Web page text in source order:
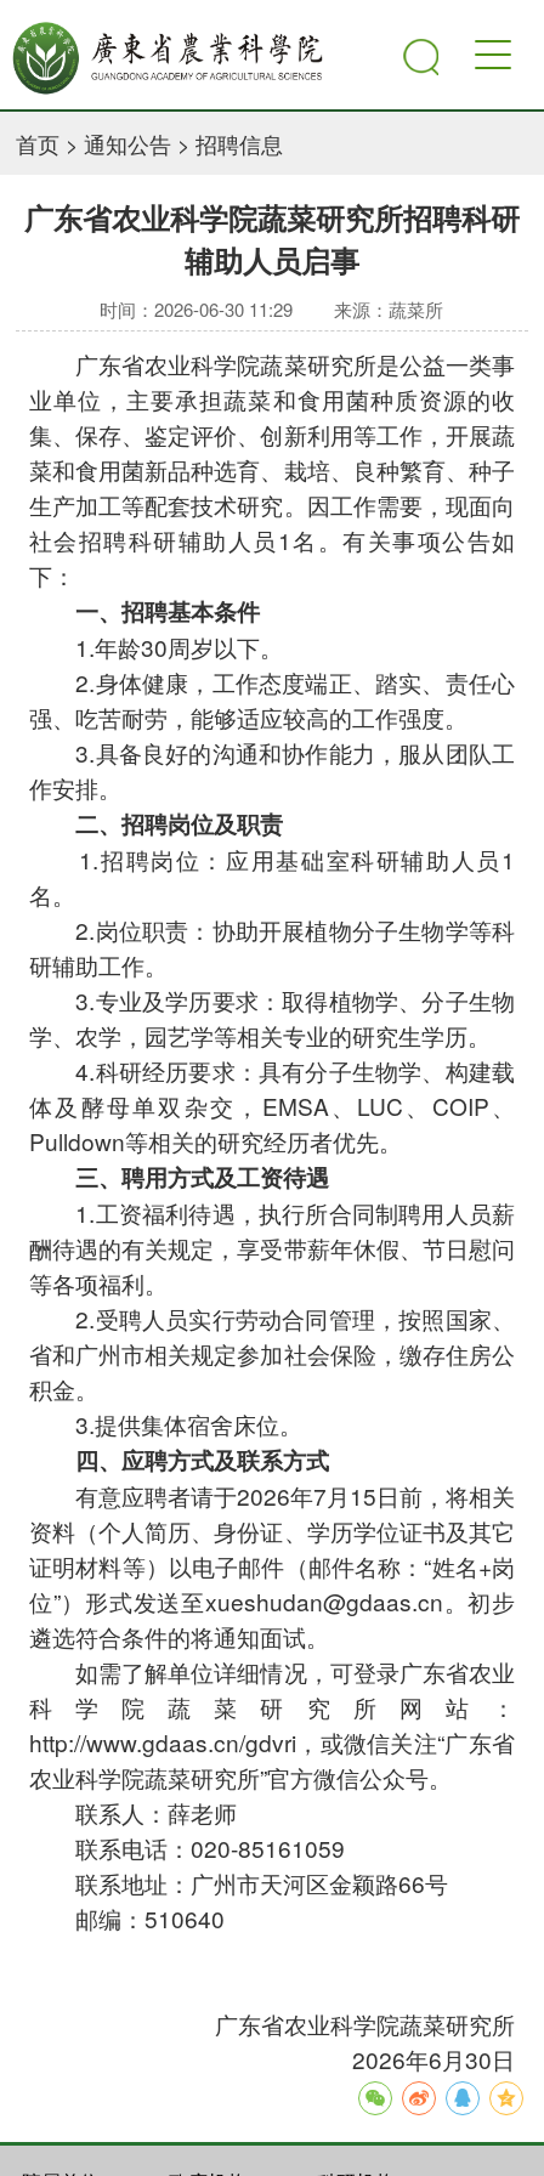
首页 >通知公告 >招聘信息
广东省农业科学院蔬菜研究所招聘科研
辅助人员启事
时间：2026-06-30 11:29 来源：蔬菜所
广东省农业科学院蔬菜研究所是公益一类事
业单位，主要承担蔬菜和食用菌种质资源的收
集、保存、鉴定评价、创新利用等工作，开展蔬
菜和食用菌新品种选育、栽培、良种繁育、种子
生产加工等配套技术研究。因工作需要，现面向
社会招聘科研辅助人员1名。有关事项公告如
下：
一、招聘基本条件
1.年龄30周岁以下。
2.身体健康，工作态度端正、踏实、责任心
强、吃苦耐劳，能够适应较高的工作强度。
3.具备良好的沟通和协作能力，服从团队工
作安排。
二、招聘岗位及职责
1.招聘岗位：应用基础室科研辅助人员1
名。
2.岗位职责：协助开展植物分子生物学等科
研辅助工作。
3.专业及学历要求：取得植物学、分子生物
学、农学，园艺学等相关专业的研究生学历。
4.科研经历要求：具有分子生物学、构建载
体及酵母单双杂交，EMSA、LUC、COIP、
Pulldown等相关的研究经历者优先。
三、聘用方式及工资待遇
1.工资福利待遇，执行所合同制聘用人员薪
酬待遇的有关规定，享受带薪年休假、节日慰问
等各项福利。
2.受聘人员实行劳动合同管理，按照国家、
省和广州市相关规定参加社会保险，缴存住房公
积金。
3.提供集体宿舍床位。
四、应聘方式及联系方式
有意应聘者请于2026年7月15日前，将相关
资料（个人简历、身份证、学历学位证书及其它
证明材料等）以电子邮件（邮件名称：“姓名+岗
位”）形式发送至xueshudan@gdaas.cn。初步
遴选符合条件的将通知面试。
如需了解单位详细情况，可登录广东省农业
科学院蔬菜研究所网站：
http://www.gdaas.cn/gdvri，或微信关注“广东省
农业科学院蔬菜研究所”官方微信公众号。
联系人：薛老师
联系电话：020-85161059
联系地址：广州市天河区金颖路66号
邮编：510640
广东省农业科学院蔬菜研究所
2026年6月30日